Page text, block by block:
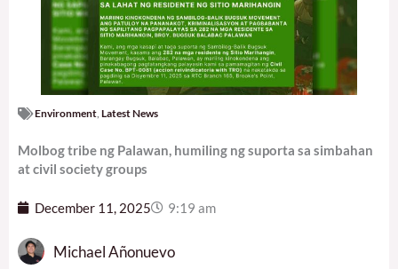
Environment Latest News
Molbog tribe ng Palawan, humiling ng suporta sa simbahan
at civil society groups
December 11, 2025 9:19 am
Michael Añonuevo